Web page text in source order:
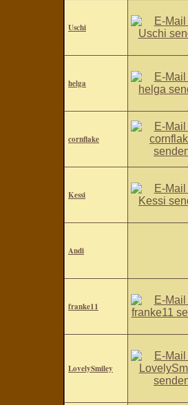
Uschi
helga
cornflake
Kessi
Andi
franke11
LovelySmiley